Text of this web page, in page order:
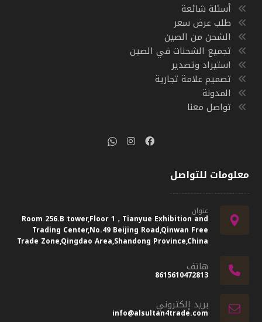
أسئلة شائعة
طلب عرض سعر
الشحن من الصين
تجميع الشحنات في الصين
استيراد وتصدير
تصميم علامة تجارية
المدونة
تواصل معنا
معلومات للتواصل
عنوان
Room 256.B tower,Floor 1，Tianyue Exhibition and
Trading Center,No.49 Beijing Road,Qinwan Free
Trade Zone,Qingdao Area,Shandong Province,China
هاتف
8615610472813
بريد إلكتروني
info@alsultan4trade.com